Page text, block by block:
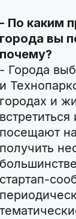
- По каким
города вы
почему?
- Города
и
городах и
посещают
получить
стартап-